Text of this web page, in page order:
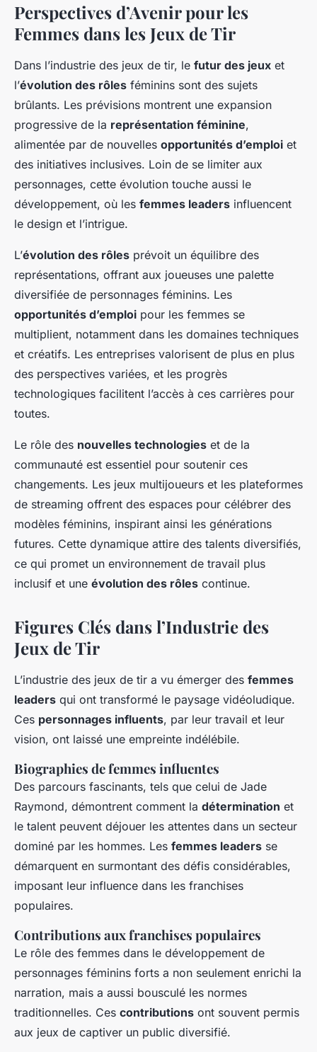
Perspectives d’Avenir pour les
Femmes dans les Jeux de Tir
Dans l’industrie des jeux de tir, le futur des jeux et
l’évolution des rôles féminins sont des sujets
brûlants. Les prévisions montrent une expansion
progressive de la représentation féminine,
alimentée par de nouvelles opportunités d’emploi et
des initiatives inclusives. Loin de se limiter aux
personnages, cette évolution touche aussi le
développement, où les femmes leaders influencent
le design et l’intrigue.
L’évolution des rôles prévoit un équilibre des
représentations, offrant aux joueuses une palette
diversifiée de personnages féminins. Les
opportunités d’emploi pour les femmes se
multiplient, notamment dans les domaines techniques
et créatifs. Les entreprises valorisent de plus en plus
des perspectives variées, et les progrès
technologiques facilitent l’accès à ces carrières pour
toutes.
Le rôle des nouvelles technologies et de la
communauté est essentiel pour soutenir ces
changements. Les jeux multijoueurs et les plateformes
de streaming offrent des espaces pour célébrer des
modèles féminins, inspirant ainsi les générations
futures. Cette dynamique attire des talents diversifiés,
ce qui promet un environnement de travail plus
inclusif et une évolution des rôles continue.
Figures Clés dans l’Industrie des
Jeux de Tir
L’industrie des jeux de tir a vu émerger des femmes
leaders qui ont transformé le paysage vidéoludique.
Ces personnages influents, par leur travail et leur
vision, ont laissé une empreinte indélébile.
Biographies de femmes influentes
Des parcours fascinants, tels que celui de Jade
Raymond, démontrent comment la détermination et
le talent peuvent déjouer les attentes dans un secteur
dominé par les hommes. Les femmes leaders se
démarquent en surmontant des défis considérables,
imposant leur influence dans les franchises
populaires.
Contributions aux franchises populaires
Le rôle des femmes dans le développement de
personnages féminins forts a non seulement enrichi la
narration, mais a aussi bousculé les normes
traditionnelles. Ces contributions ont souvent permis
aux jeux de captiver un public diversifié.